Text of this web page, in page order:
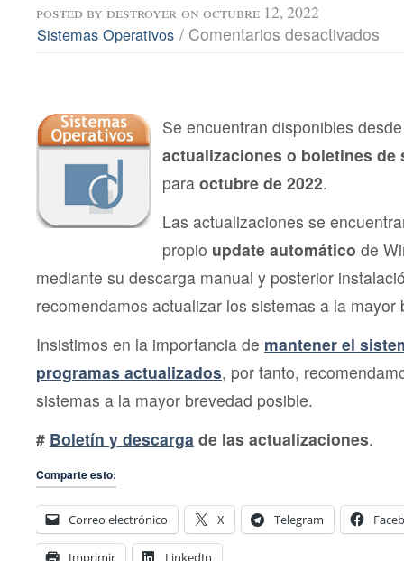
posted by destroyer on octubre 12, 2022
Sistemas Operativos / Comentarios desactivados
2022
Se encuentran disponibles
actualizaciones o boletines de
para octubre de 2022.
Las actualizaciones se
propio update automático de
mediante su descarga manual y posterior
recomendamos actualizar los sistemas a la mayor
Insistimos en la importancia de mantener el
programas actualizados, por tanto,
sistemas a la mayor brevedad posible.
# Boletín y descarga de las actualizaciones.
Comparte esto:
Correo electrónico X Telegram
Imprimir LinkedIn